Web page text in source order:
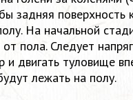
задняя поверхность
На начальной
пола. Следует
двигать туловище
лежать на полу.